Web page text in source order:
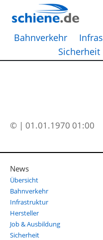
Bahnverkehr
Sicherheit
© | 01.01.1970 01:00
News
Übersicht
Bahnverkehr
Infrastruktur
Hersteller
Job & Ausbildung
Sicherheit